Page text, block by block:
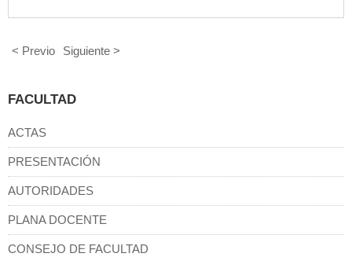
< Previo Siguiente >
FACULTAD
ACTAS
PRESENTACIÓN
AUTORIDADES
PLANA DOCENTE
CONSEJO DE FACULTAD